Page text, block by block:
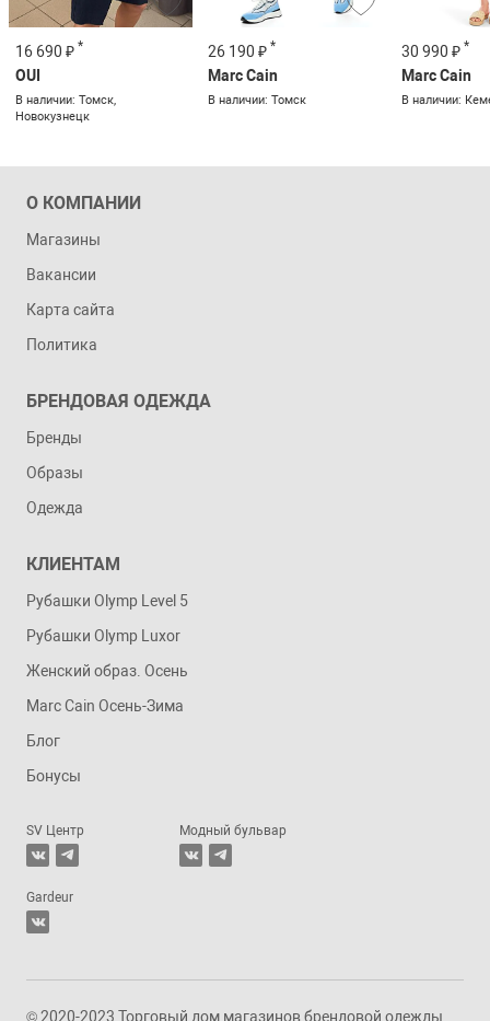
16 690 ₽ *
OUI
В наличии: Томск,
Новокузнецк
26 190 ₽ *
Marc Cain
В наличии: Томск
30 990 ₽ *
Marc Cain
В наличии:
О КОМПАНИИ
Магазины
Вакансии
Карта сайта
Политика
БРЕНДОВАЯ ОДЕЖДА
Бренды
Образы
Одежда
КЛИЕНТАМ
Рубашки Olymp Level 5
Рубашки Olymp Luxor
Женский образ. Осень
Marc Cain Осень-Зима
Блог
Бонусы
SV Центр Модный бульвар
Gardeur
© 2020-2023 Торговый дом магазинов брендовой одежды